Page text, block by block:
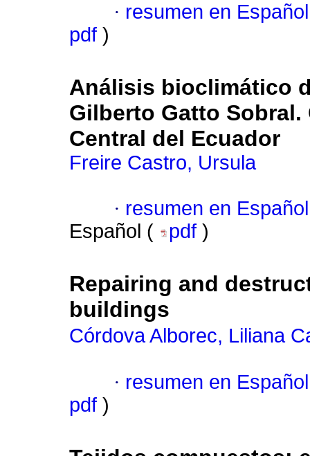
· resumen en Español
pdf )
Análisis bioclimático
Gilberto Gatto
Central del Ecuador
Freire Castro, Ursula
· resumen en Español
Español (
pdf )
Repairing and
buildings
Córdova Alborec, Liliana
· resumen en Español
pdf )